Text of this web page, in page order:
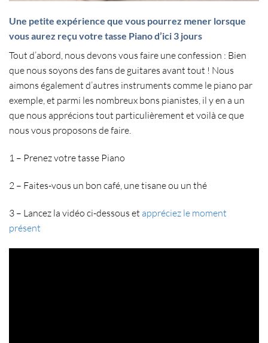
Une petite expérience que vous pourrez mener lorsque
vous aurez reçu votre tasse Piano d’ici 3 jours
Tout d’abord, nous devons vous faire une confession : Bien
que nous soyons des fans de guitares avant tout ! Nous
aimons également d’autres instruments comme le piano par
exemple, et parmi les nombreux bons pianistes, il y en a un
que nous apprécions tout particulièrement et voilà ce que
nous vous proposons de faire.
1 – Prenez votre tasse Piano
2 – Faites-vous un bon café, une tisane ou un thé
3 – Lancez la vidéo ci-dessous et appréciez le moment
présent